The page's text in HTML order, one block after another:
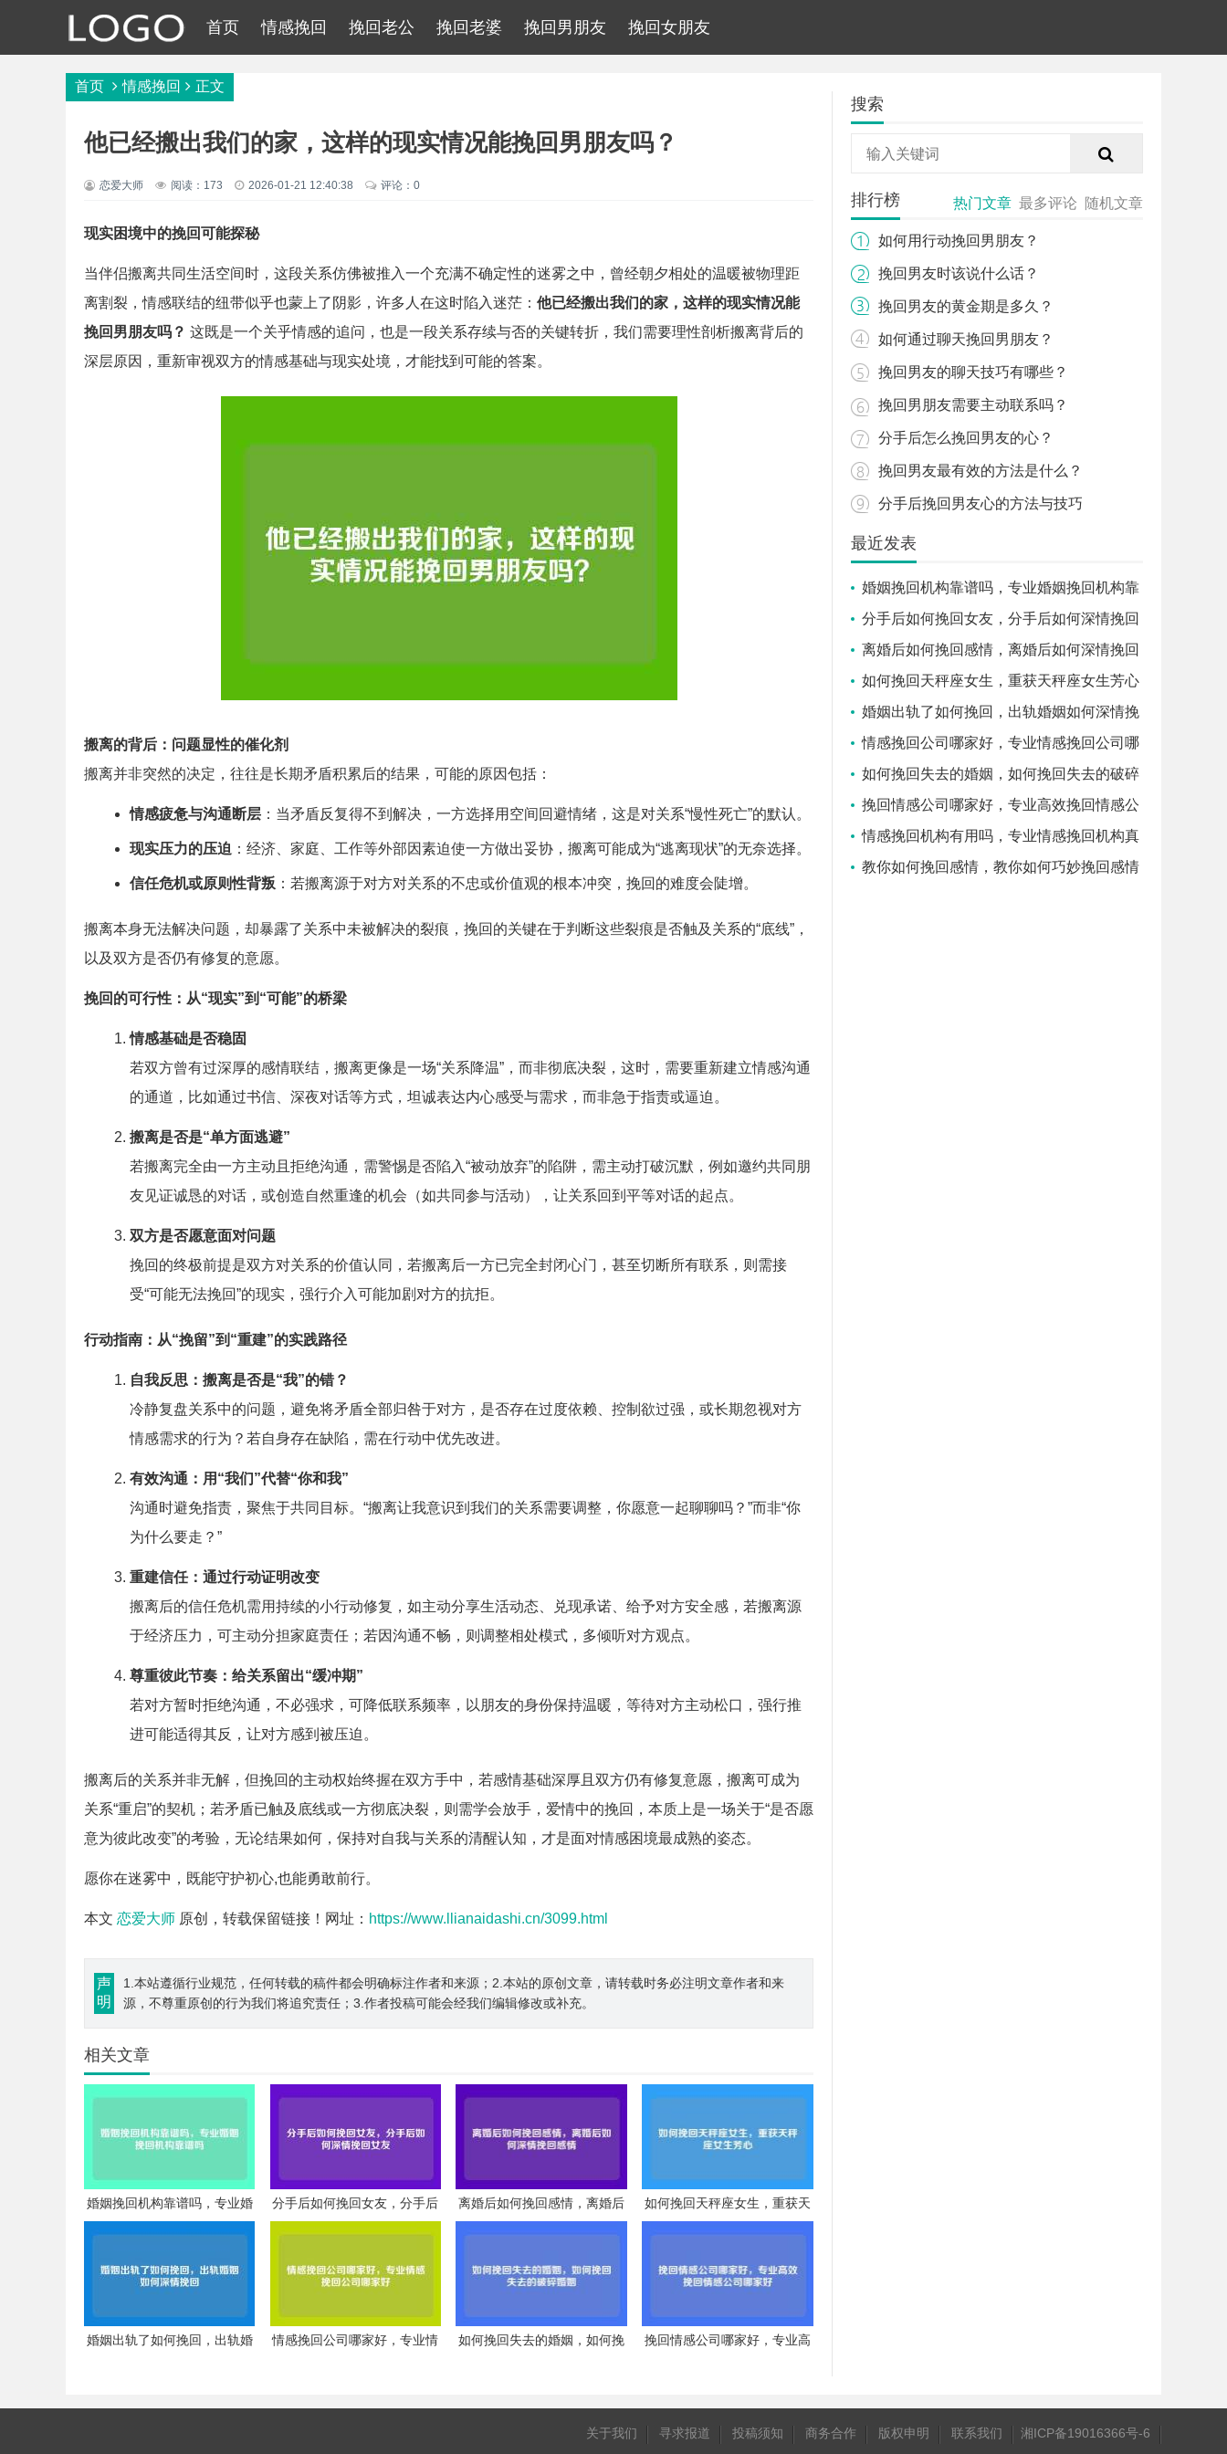
首页 情感挽回 挽回老公 挽回老婆 挽回男朋友 挽回女朋友
首页 情感挽回 正文
他已经搬出我们的家，这样的现实情况能挽回男朋友吗？
恋爱大师 阅读：173 2026-01-21 12:40:38 评论：0
现实困境中的挽回可能探秘
当伴侣搬离共同生活空间时，这段关系仿佛被推入一个充满不确定性的迷雾之中，曾经朝夕相处的温暖被物理距
离割裂，情感联结的纽带似乎也蒙上了阴影，许多人在这时陷入迷茫： 他已经搬出我们的家，这样的现实情况能
挽回男朋友吗？ 这既是一个关乎情感的追问，也是一段关系存续与否的关键转折，我们需要理性剖析搬离背后的
深层原因，重新审视双方的情感基础与现实处境，才能找到可能的答案。
搬离的背后：问题显性的催化剂
搬离并非突然的决定，往往是长期矛盾积累后的结果，可能的原因包括：
情感疲惫与沟通断层 ：当矛盾反复得不到解决，一方选择用空间回避情绪，这是对关系“慢性死亡”的默认。
现实压力的压迫 ：经济、家庭、工作等外部因素迫使一方做出妥协，搬离可能成为“逃离现状”的无奈选择。
信任危机或原则性背叛 ：若搬离源于对方对关系的不忠或价值观的根本冲突，挽回的难度会陡增。
搬离本身无法解决问题，却暴露了关系中未被解决的裂痕，挽回的关键在于判断这些裂痕是否触及关系的“底线”，
以及双方是否仍有修复的意愿。
挽回的可行性：从“现实”到“可能”的桥梁
情感基础是否稳固
若双方曾有过深厚的感情联结，搬离更像是一场“关系降温”，而非彻底决裂，这时，需要重新建立情感沟通
的通道，比如通过书信、深夜对话等方式，坦诚表达内心感受与需求，而非急于指责或逼迫。
搬离是否是“单方面逃避”
若搬离完全由一方主动且拒绝沟通，需警惕是否陷入“被动放弃”的陷阱，需主动打破沉默，例如邀约共同朋
友见证诚恳的对话，或创造自然重逢的机会（如共同参与活动），让关系回到平等对话的起点。
双方是否愿意面对问题
挽回的终极前提是双方对关系的价值认同，若搬离后一方已完全封闭心门，甚至切断所有联系，则需接
受“可能无法挽回”的现实，强行介入可能加剧对方的抗拒。
行动指南：从“挽留”到“重建”的实践路径
自我反思：搬离是否是“我”的错？
冷静复盘关系中的问题，避免将矛盾全部归咎于对方，是否存在过度依赖、控制欲过强，或长期忽视对方
情感需求的行为？若自身存在缺陷，需在行动中优先改进。
有效沟通：用“我们”代替“你和我”
沟通时避免指责，聚焦于共同目标。“搬离让我意识到我们的关系需要调整，你愿意一起聊聊吗？”而非“你
为什么要走？”
重建信任：通过行动证明改变
搬离后的信任危机需用持续的小行动修复，如主动分享生活动态、兑现承诺、给予对方安全感，若搬离源
于经济压力，可主动分担家庭责任；若因沟通不畅，则调整相处模式，多倾听对方观点。
尊重彼此节奏：给关系留出“缓冲期”
若对方暂时拒绝沟通，不必强求，可降低联系频率，以朋友的身份保持温暖，等待对方主动松口，强行推
进可能适得其反，让对方感到被压迫。
搬离后的关系并非无解，但挽回的主动权始终握在双方手中，若感情基础深厚且双方仍有修复意愿，搬离可成为
关系“重启”的契机；若矛盾已触及底线或一方彻底决裂，则需学会放手，爱情中的挽回，本质上是一场关于“是否愿
意为彼此改变”的考验，无论结果如何，保持对自我与关系的清醒认知，才是面对情感困境最成熟的姿态。
愿你在迷雾中，既能守护初心,也能勇敢前行。
本文 恋爱大师 原创，转载保留链接！网址： https://www.llianaidashi.cn/3099.html
声
明
1.本站遵循行业规范，任何转载的稿件都会明确标注作者和来源；2.本站的原创文章，请转载时务必注明文章作者和来
源，不尊重原创的行为我们将追究责任；3.作者投稿可能会经我们编辑修改或补充。
相关文章
婚姻挽回机构靠谱吗，专业婚
姻挽回机构靠谱吗
分手后如何挽回女友，分手后
如何深情挽回女友
离婚后如何挽回感情，离婚后
如何深情挽回感情
如何挽回天秤座女生，重获天
秤座女生芳心
婚姻出轨了如何挽回，出轨婚
情感挽回公司哪家好，专业情
如何挽回失去的婚姻，如何挽
挽回情感公司哪家好，专业高
搜索
排行榜 热门文章 最多评论 随机文章
如何用行动挽回男朋友？
挽回男友时该说什么话？
挽回男友的黄金期是多久？
如何通过聊天挽回男朋友？
挽回男友的聊天技巧有哪些？
挽回男朋友需要主动联系吗？
分手后怎么挽回男友的心？
挽回男友最有效的方法是什么？
分手后挽回男友心的方法与技巧
最近发表
婚姻挽回机构靠谱吗，专业婚姻挽回机构靠
谱吗
分手后如何挽回女友，分手后如何深情挽回
女友
离婚后如何挽回感情，离婚后如何深情挽回
感情
如何挽回天秤座女生，重获天秤座女生芳心
婚姻出轨了如何挽回，出轨婚姻如何深情挽
回情感挽回公司哪家好，专业情感挽回公司哪
家好
如何挽回失去的婚姻，如何挽回失去的破碎
婚姻
挽回情感公司哪家好，专业高效挽回情感公
司哪家好
情感挽回机构有用吗，专业情感挽回机构真
的有用吗
教你如何挽回感情，教你如何巧妙挽回感情
关于我们 寻求报道 投稿须知 商务合作 版权申明 联系我们 湘ICP备19016366号-6